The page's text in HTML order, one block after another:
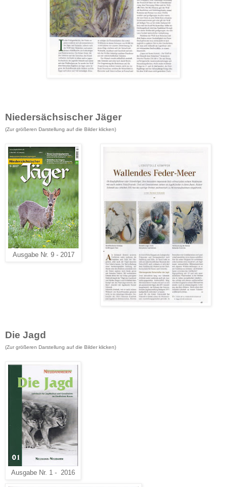
Niedersächsischer Jäger
(Zur größeren Darstellung auf die Bilder klicken)
Ausgabe Nr. 9 - 2017
Die Jagd
(Zur größeren Darstellung auf die Bilder klicken)
Ausgabe Nr. 1 - 2016